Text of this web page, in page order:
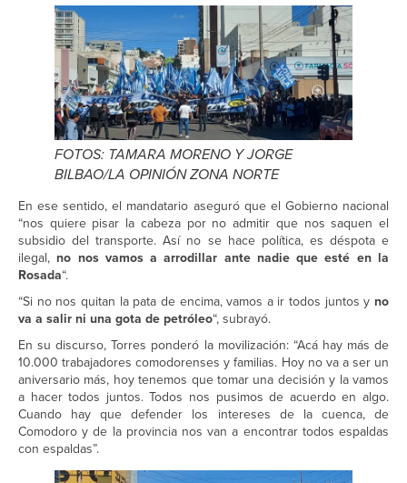
FOTOS: TAMARA MORENO Y JORGE
BILBAO/LA OPINIÓN ZONA NORTE
En ese sentido, el mandatario aseguró que el Gobierno nacional
“nos quiere pisar la cabeza por no admitir que nos saquen el
subsidio del transporte. Así no se hace política, es déspota e
ilegal, no nos vamos a arrodillar ante nadie que esté en la
Rosada“.
“Si no nos quitan la pata de encima, vamos a ir todos juntos y no
va a salir ni una gota de petróleo“, subrayó.
En su discurso, Torres ponderó la movilización: “Acá hay más de
10.000 trabajadores comodorenses y familias. Hoy no va a ser un
aniversario más, hoy tenemos que tomar una decisión y la vamos
a hacer todos juntos. Todos nos pusimos de acuerdo en algo.
Cuando hay que defender los intereses de la cuenca, de
Comodoro y de la provincia nos van a encontrar todos espaldas
con espaldas”.